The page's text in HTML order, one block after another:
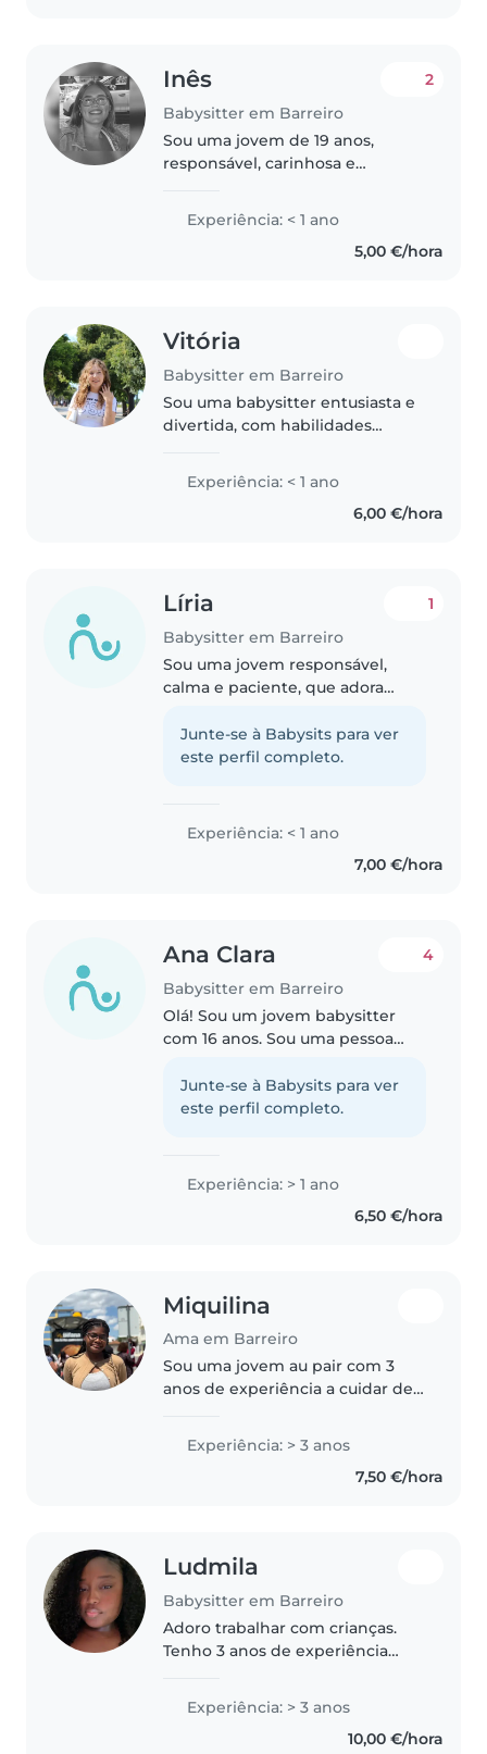
Inês
Babysitter em Barreiro
2
Sou uma jovem de 19 anos,
responsável, carinhosa e
em trabalhar com crianças.
Atualmente, encontro-me a
frequentar um curso de Auxiliar
Experiência: < 1 ano
5,00 €/hora
Vitória
Babysitter em Barreiro
Sou uma babysitter entusiasta e
divertida, com habilidades
entretidas. Embora não tenha
experiência formal, tenho muito
carinho e paciência ao cuidar..
Experiência: < 1 ano
6,00 €/hora
Líria
Babysitter em Barreiro
1
Sou uma jovem responsável,
calma e paciente, que adora
elas. Tenho habilidades em ler,
línguas, trabalhos manuais,
Junte-se à Babysits para ver
este perfil completo.
Experiência: < 1 ano
7,00 €/hora
Ana Clara
Babysitter em Barreiro
4
Olá! Sou um jovem babysitter
com 16 anos. Sou uma pessoa
comunicativa. Tenho 1 ano e
meio de experiência em cuidar
Junte-se à Babysits para ver
este perfil completo.
Experiência: > 1 ano
6,50 €/hora
Miquilina
Ama em Barreiro
Sou uma jovem au pair com 3
anos de experiência a cuidar de
adolescentes. Sou responsável,
divertida e amigável, e falo
inglês e português. Tenho um
Experiência: > 3 anos
7,50 €/hora
Ludmila
Babysitter em Barreiro
Adoro trabalhar com crianças.
Tenho 3 anos de experiência
bebês e crianças pequenas.
Também tenho experiência com
crianças com necessidades
Experiência: > 3 anos
10,00 €/hora